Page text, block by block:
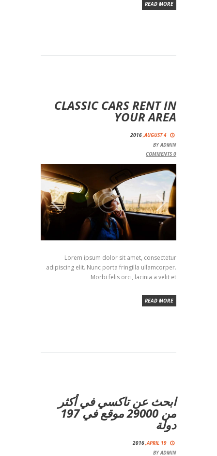
READ MORE
CLASSIC CARS RENT IN
YOUR AREA
AUGUST 4,
2016
BYADMIN
0
Lorem ipsum dolor sit amet, consectetur
adipiscing elit. Nunc porta fringilla ullamcorper.
Morbi felis orci, lacinia a velit et
READ MORE
ابحث عن تاكسي في أكثر
من 29000 موقع في 197
دولة
APRIL 19,
2016
BYADMIN